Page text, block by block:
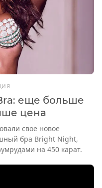
еще больше
цена
свое новое
бра Bright Night,
на 450 карат.